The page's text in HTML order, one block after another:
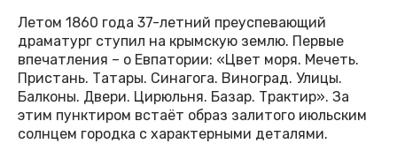
Летом 1860 года 37-летний преуспевающий
драматург ступил на крымскую землю. Первые
впечатления – о Евпатории: «Цвет моря. Мечеть.
Пристань. Татары. Синагога. Виноград. Улицы.
Балконы. Двери. Цирюльня. Базар. Трактир». За
этим пунктиром встаёт образ залитого июльским
солнцем городка с характерными деталями.